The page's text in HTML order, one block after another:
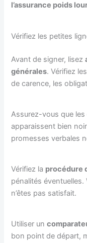
l’assurance poids
Vérifiez les petites
Avant de signer, lisez
générales. Vérifiez
de carence, les
Assurez-vous que les
apparaissent bien
promesses verbales
Vérifiez la procédure
pénalités
n’êtes pas satisfait.
Utiliser un
bon point de départ,